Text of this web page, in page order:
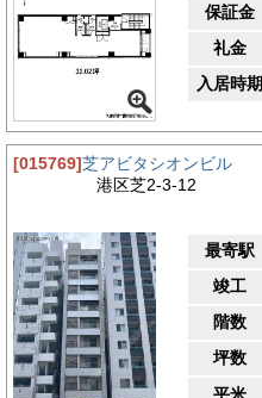
保証金
礼金
入居時期
[015769]芝アビタシオンビル
港区芝2-3-12
最寄駅
竣工
階数
坪数